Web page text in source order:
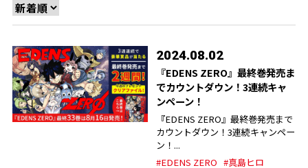
2024.08.02
『EDENS ZERO』最終巻発売ま
でカウントダウン！3連続キャ
ンペーン！
『EDENS ZERO』最終巻発売まで
カウントダウン！3連続キャンペー
ン！...
#EDENS ZERO #真島ヒロ